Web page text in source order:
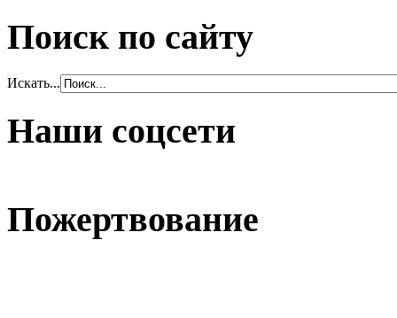
Поиск по сайту
Искать...
Наши соцсети
Пожертвование